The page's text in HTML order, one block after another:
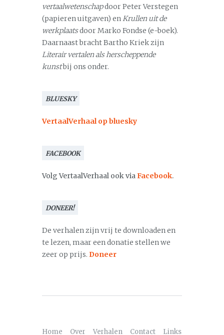
vertaalwetenschapdoor Peter Verstegen
(papieren uitgaven) enKrullen uit de
werkplaatsdoor Marko Fondse (e-boek).
Daarnaast bracht Bartho Kriek zijn
Literair vertalen als herscheppende
kunstbij ons onder.
BLUESKY
VertaalVerhaal op bluesky
FACEBOOK
Volg VertaalVerhaal ook viaFacebook.
DONEER!
De verhalen zijn vrij te downloaden en
te lezen, maar een donatie stellen we
zeer op prijs. Doneer
Home Over Verhalen Contact Links